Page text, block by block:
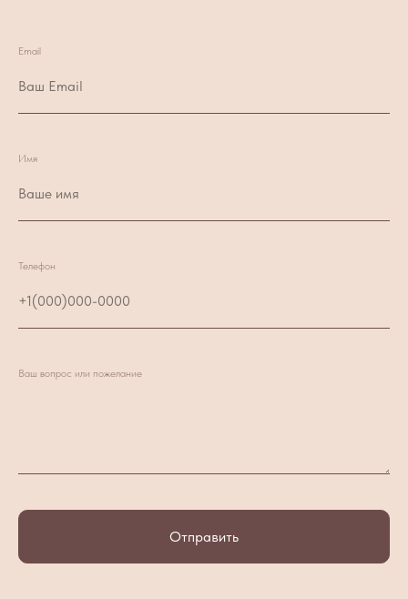
Email
Имя
Телефон
Ваш вопрос или пожелание
Отправить